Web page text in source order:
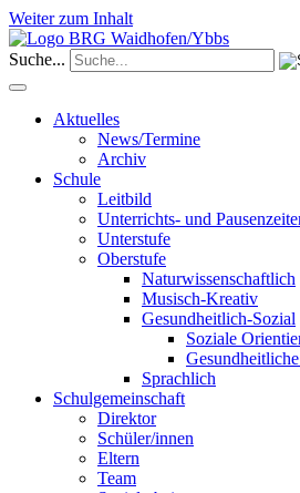
Weiter zum Inhalt
Suche...
Aktuelles
News/Termine
Archiv
Schule
Leitbild
Unterrichts- und
Unterstufe
Oberstufe
Naturwissenschaftlich
Musisch-Kreativ
Gesundheitlich-Sozial
Soziale
Sprachlich
Schulgemeinschaft
Direktor
Schüler/innen
Eltern
Team